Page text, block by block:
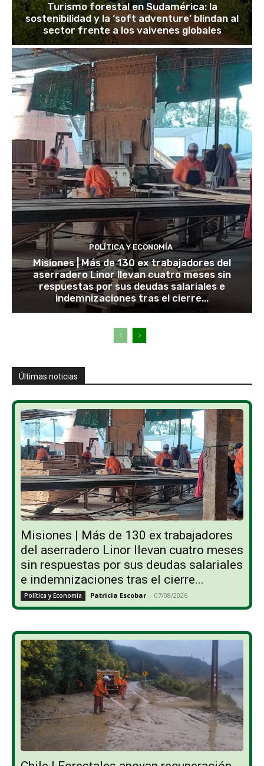
Turismo forestal en Sudamérica: la
sostenibilidad y la ‘soft adventure’ blindan al
sector frente a los vaivenes globales
POLÍTICA Y ECONOMÍA
Misiones | Más de 130 ex trabajadores del
aserradero Linor llevan cuatro meses sin
respuestas por sus deudas salariales e
indemnizaciones tras el cierre...
Últimas noticias
Misiones | Más de 130 ex trabajadores
del aserradero Linor llevan cuatro meses
sin respuestas por sus deudas salariales
e indemnizaciones tras el cierre...
Política y Economía Patricia Escobar - 07/08/2026